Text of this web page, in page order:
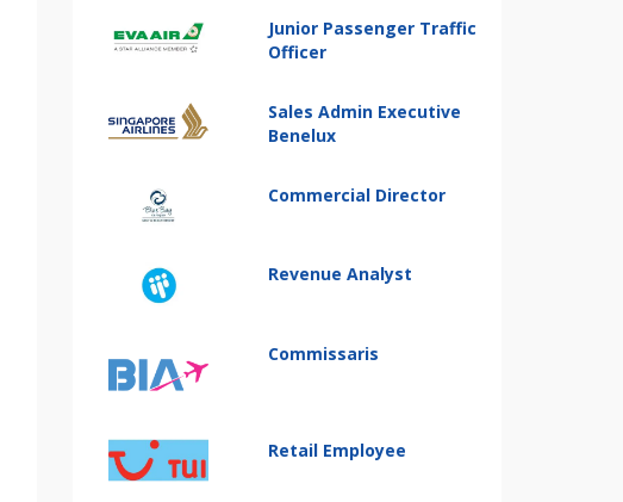
Junior Passenger Traffic
Officer
Sales Admin Executive
Benelux
Commercial Director
Revenue Analyst
Commissaris
Retail Employee